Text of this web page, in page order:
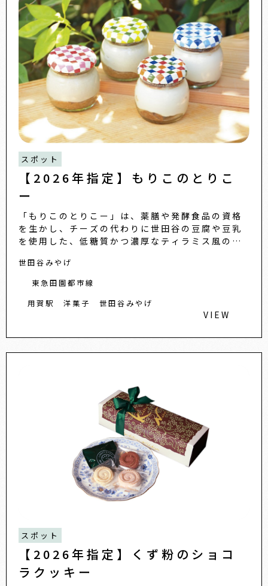
スポット
【2026年指定】もりこのとりこ
ー
「もりこのとりこー」は、薬膳や発酵食品の資格
を生かし、チーズの代わりに世田谷の豆腐や豆乳
を使用した、低糖質かつ濃厚なティラミス風の新
されたグルテンフリー...
世田谷みやげ
東急田園都市線
用賀駅
洋菓子 世田谷みやげ
VIEW
スポット
【2026年指定】くず粉のショコ
ラクッキー